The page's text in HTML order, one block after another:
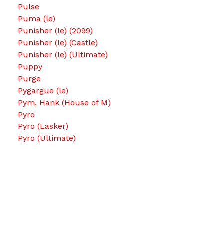
Pulse
Puma (le)
Punisher (le) (2099)
Punisher (le) (Castle)
Punisher (le) (Ultimate)
Puppy
Purge
Pygargue (le)
Pym, Hank (House of M)
Pyro
Pyro (Lasker)
Pyro (Ultimate)